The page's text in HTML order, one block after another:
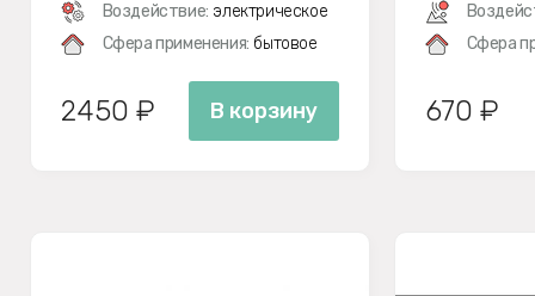
Воздействие: электрическое
Сфера применения: бытовое
2450 ₽ В корзину
Сфера
670 ₽